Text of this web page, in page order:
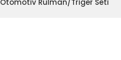
Otomotiv Rulman/Triger Seti